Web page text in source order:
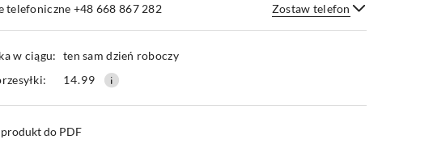
telefoniczne +48 668 867 282 Zostaw telefon
Wyślij
w ciągu: ten sam dzień roboczy
14.99
do PDF